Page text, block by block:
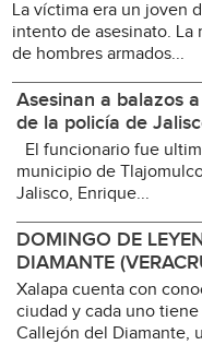
La víctima era un joven
intento de asesinato. La
de hombres armados...
Asesinan a balazos
de la policía de
El funcionario fue
municipio de
Jalisco, Enrique...
DOMINGO DE
DIAMANTE
Xalapa cuenta con
ciudad y cada uno
Callejón del Diamante,